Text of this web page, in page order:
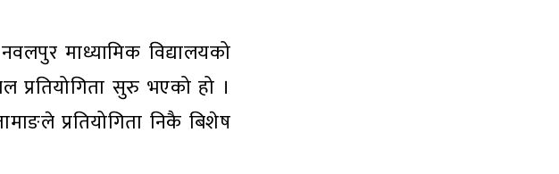
माध्यामिक विद्यालयको
प्रतियोगिता सुरु भएको हो ।
प्रतियोगिता निकै बिशेष